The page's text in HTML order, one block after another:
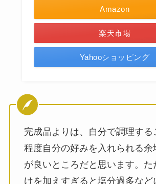
Amazon
楽天市場
Yahooショッピング
完成品よりは、自分で調理する
程度自分の好みを入れられる余
が良いところだと思います。た
けを加えすぎると塩分過多など